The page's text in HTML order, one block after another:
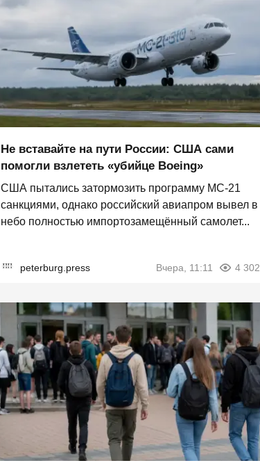
Не вставайте на пути России: США сами
помогли взлететь «убийце Boeing»
США пытались затормозить программу МС-21
санкциями, однако российский авиапром вывел в
небо полностью импортозамещённый самолет...
peterburg.press Вчера, 11:11 4 302